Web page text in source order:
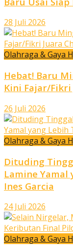
28 Juli 2026
Olahraga & Gaya
Hebat! Baru
Kini Fajar/Fikri
26 Juli 2026
Olahraga & Gaya
Dituding
Lamine
Ines Garcia
24 Juli 2026
Olahraga & Gaya